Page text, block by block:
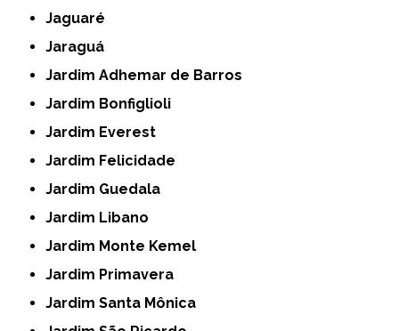
Jaguaré
Jaraguá
Jardim Adhemar de Barros
Jardim Bonfiglioli
Jardim Everest
Jardim Felicidade
Jardim Guedala
Jardim Libano
Jardim Monte Kemel
Jardim Primavera
Jardim Santa Mônica